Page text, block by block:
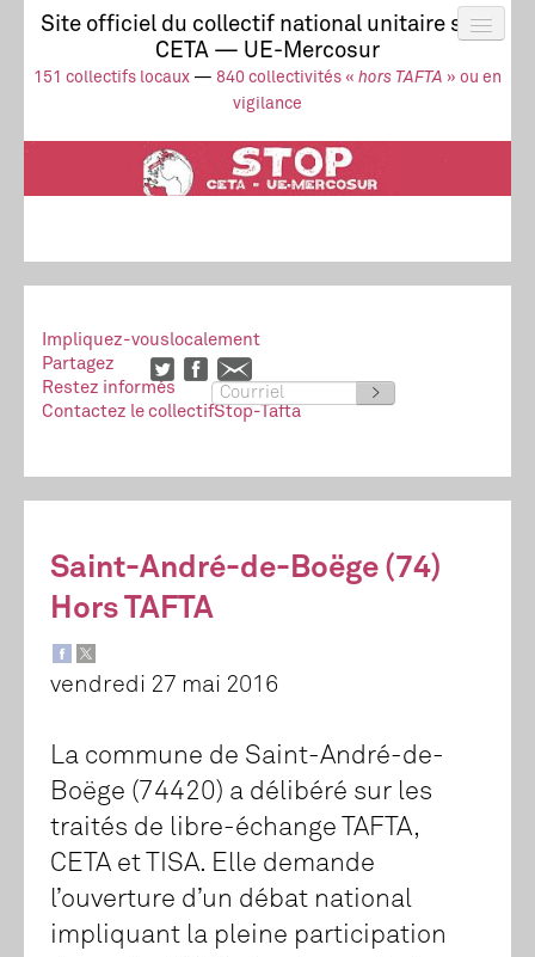
Site officiel du collectif national unitaire stop
CETA — UE-Mercosur
151 collectifs locaux — 840 collectivités « hors TAFTA » ou en
vigilance
Actus
UE-Mercosur
Stop à l’impunité !
TAFTA
CETA
Collectif
Impliquez-vouslocalement
Partagez
Restez informés
>
Contactez le collectifStop-Tafta
Saint-André-de-Boëge (74)
Hors TAFTA
vendredi 27 mai 2016
La commune de Saint-André-de-
Boëge (74420) a délibéré sur les
traités de libre-échange TAFTA,
CETA et TISA. Elle demande
l’ouverture d’un débat national
impliquant la pleine participation